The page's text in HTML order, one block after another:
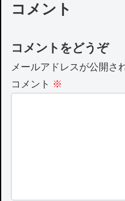
コメント
コメントをどうぞ
メールアドレスが公開さ
コメント ※